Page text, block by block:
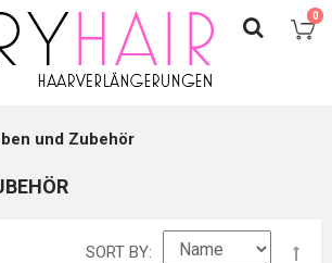
0
und Zubehör
SORT BY